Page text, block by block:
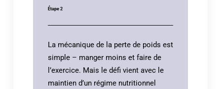
Étape 2
La mécanique de la perte de poids est
simple – manger moins et faire de
l’exercice. Mais le défi vient avec le
maintien d’un régime nutritionnel